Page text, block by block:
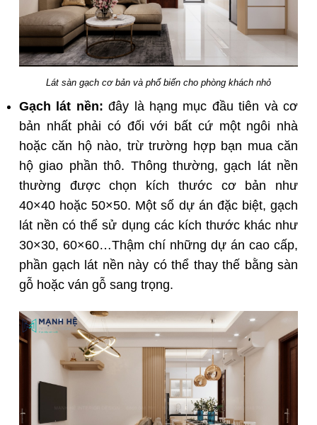
Lát sàn gạch cơ bản và phổ biến cho phòng khách nhỏ
Gạch lát nền: đây là hạng mục đầu tiên và cơ
bản nhất phải có đối với bất cứ một ngôi nhà
hoặc căn hộ nào, trừ trường hợp bạn mua căn
hộ giao phần thô. Thông thường, gạch lát nền
thường được chọn kích thước cơ bản như
40×40 hoặc 50×50. Một số dự án đặc biệt, gạch
lát nền có thể sử dụng các kích thước khác như
30×30, 60×60…Thậm chí những dự án cao cấp,
phần gạch lát nền này có thể thay thế bằng sàn
gỗ hoặc ván gỗ sang trọng.